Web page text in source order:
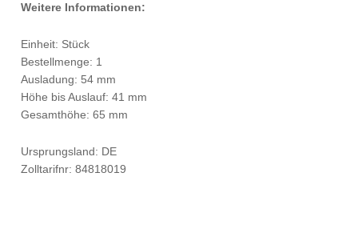
Weitere Informationen:
Einheit: Stück
Bestellmenge: 1
Ausladung: 54 mm
Höhe bis Auslauf: 41 mm
Gesamthöhe: 65 mm
Ursprungsland: DE
Zolltarifnr: 84818019